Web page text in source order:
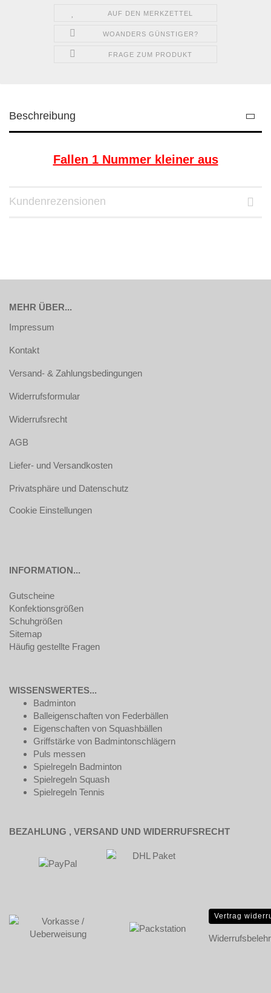
AUF DEN MERKZETTEL
WOANDERS GÜNSTIGER?
FRAGE ZUM PRODUKT
Beschreibung
Fallen 1 Nummer kleiner aus
Kundenrezensionen
MEHR ÜBER...
Impressum
Kontakt
Versand- & Zahlungsbedingungen
Widerrufsformular
Widerrufsrecht
AGB
Liefer- und Versandkosten
Privatsphäre und Datenschutz
Cookie Einstellungen
INFORMATION...
Gutscheine
Konfektionsgrößen
Schuhgrößen
Sitemap
Häufig gestellte Fragen
WISSENSWERTES...
Badminton
Balleigenschaften von Federbällen
Eigenschaften von Squashbällen
Griffstärke von Badmintonschlägern
Puls messen
Spielregeln Badminton
Spielregeln Squash
Spielregeln Tennis
BEZAHLUNG , VERSAND UND WIDERRUFSRECHT
Vertrag